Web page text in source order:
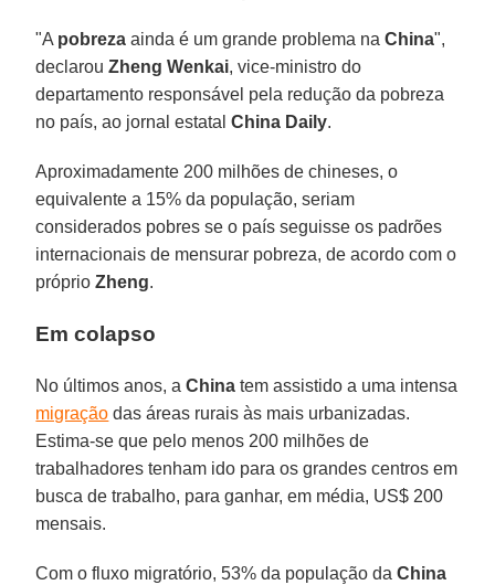
"A pobreza ainda é um grande problema naChina",
declarouZheng Wenkai, vice-ministro do
departamento responsável pela redução da pobreza
no país, ao jornal estatalChina Daily.
Aproximadamente 200 milhões de chineses, o
equivalente a 15% da população, seriam
considerados pobres se o país seguisse os padrões
internacionais de mensurar pobreza, de acordo com o
próprioZheng.
Em colapso
No últimos anos, aChina tem assistido a uma intensa
migração das áreas rurais às mais urbanizadas.
Estima-se que pelo menos 200 milhões de
trabalhadores tenham ido para os grandes centros em
busca de trabalho, para ganhar, em média, US$ 200
mensais.
Com o fluxo migratório, 53% da população daChina